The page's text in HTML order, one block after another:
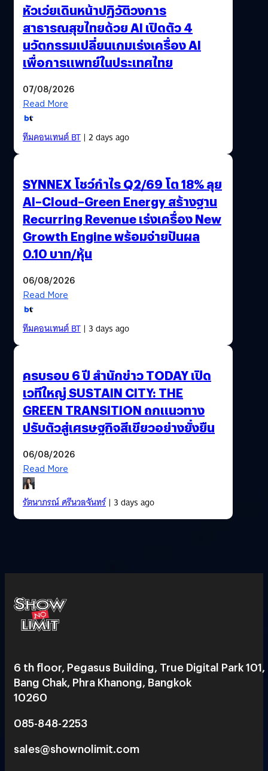
หัวเว่ยเดินหน้าปฏิวัติวงการ
สาธารณสุขไทยด้วย AI เปิดตัว 4
นวัตกรรมเปลี่ยนเกมเร่งเครื่อง AI
เพื่อการแพทย์ในประเทศไทย
07/08/2026
Read More
ทีมคอนเทนต์ BT| 2 days ago
SYNNEX โชว์กำไร Q2/69 โต 18% ลุย
AI–Cloud–Green Energy สร้างฐาน
Recurring Revenue เร่งเครื่อง New
Growth Engine พร้อมจ่ายปันผล
0.10 บาท/หุ้น
06/08/2026
Read More
ทีมคอนเทนต์ BT| 3 days ago
ครบรอบ 6 ปี สำนักข่าว TODAY เปิด
เวทีใหญ่ SUSTAIN CITY: THE
GREEN TRANSITION ถกแนวทาง
ปรับตัวสู่เศรษฐกิจสีเขียวอย่างยั่งยืน
06/08/2026
Read More
รัตนาภรณ์ ศรีนวลจันทร์| 3 days ago
6 th floor, Pegasus Building, True Digital Park 101,
Bang Chak, Phra Khanong, Bangkok
10260
085-848-2253
sales@shownolimit.com